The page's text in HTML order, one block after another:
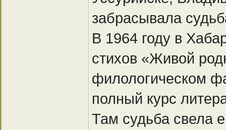
забрасывала
В 1964 году в
стихов «Живой
филологическом
полный курс
Там судьба свела